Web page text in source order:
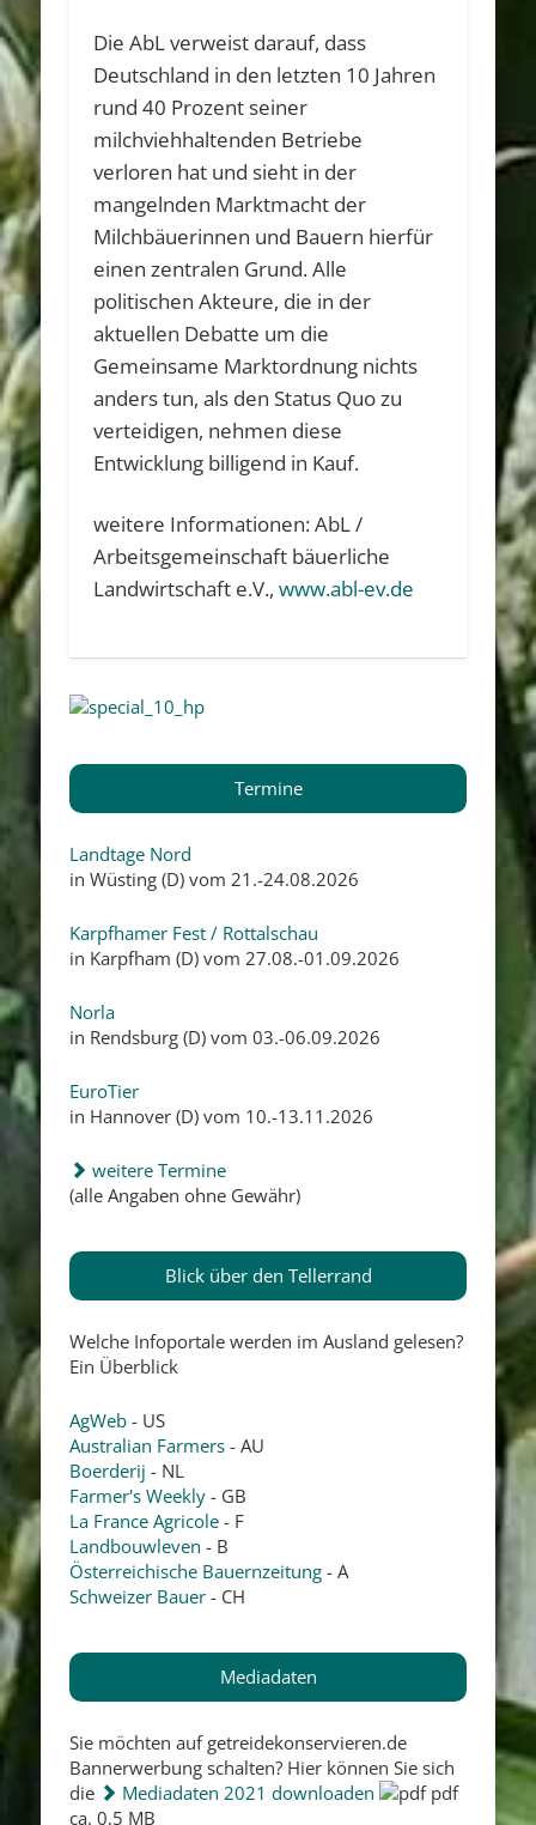
Die AbL verweist darauf, dass
Deutschland in den letzten 10 Jahren
rund 40 Prozent seiner
milchviehhaltenden Betriebe
verloren hat und sieht in der
mangelnden Marktmacht der
Milchbäuerinnen und Bauern hierfür
einen zentralen Grund. Alle
politischen Akteure, die in der
aktuellen Debatte um die
Gemeinsame Marktordnung nichts
anders tun, als den Status Quo zu
verteidigen, nehmen diese
Entwicklung billigend in Kauf.
weitere Informationen: AbL /
Arbeitsgemeinschaft bäuerliche
Landwirtschaft e.V.,www.abl-ev.de
Termine
Landtage Nord
in Wüsting (D) vom 21.-24.08.2026
Karpfhamer Fest / Rottalschau
in Karpfham (D) vom 27.08.-01.09.2026
Norla
in Rendsburg (D) vom 03.-06.09.2026
EuroTier
in Hannover (D) vom 10.-13.11.2026
weitere Termine
(alle Angaben ohne Gewähr)
Blick über den Tellerrand
Welche Infoportale werden im Ausland gelesen?
Ein Überblick
AgWeb - US
Australian Farmers - AU
Boerderij - NL
Farmer's Weekly - GB
La France Agricole - F
Landbouwleven - B
Österreichische Bauernzeitung - A
Schweizer Bauer - CH
Mediadaten
Sie möchten auf getreidekonservieren.de
Bannerwerbung schalten? Hier können Sie sich
die
Mediadaten 2021 downloaden
pdf
ca. 0,5 MB